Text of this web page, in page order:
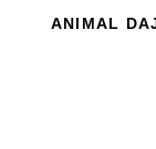
ANIMAL